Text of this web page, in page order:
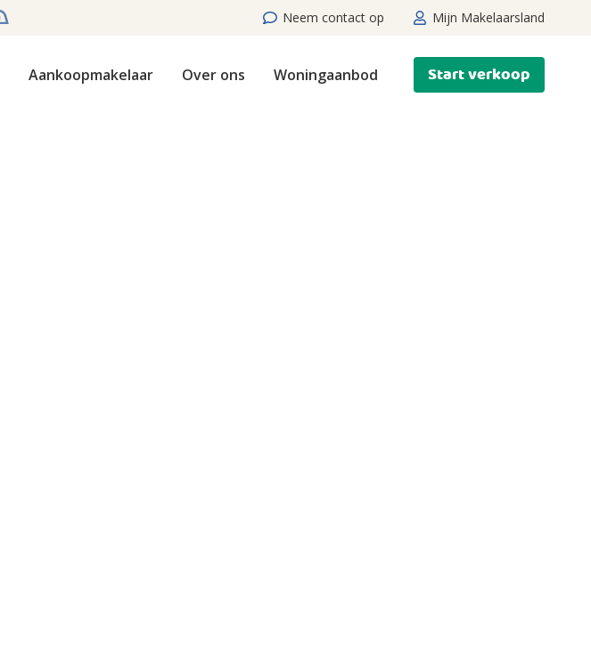
Neem contact op Mijn Makelaarsland
Aankoopmakelaar Over ons Woningaanbod Start verkoop